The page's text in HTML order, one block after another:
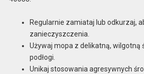
Regularnie zamiataj lub odkurzaj,
zanieczyszczenia.
Używaj mopa z delikatną, wilgotną
podłogi.
Unikaj stosowania agresywnych